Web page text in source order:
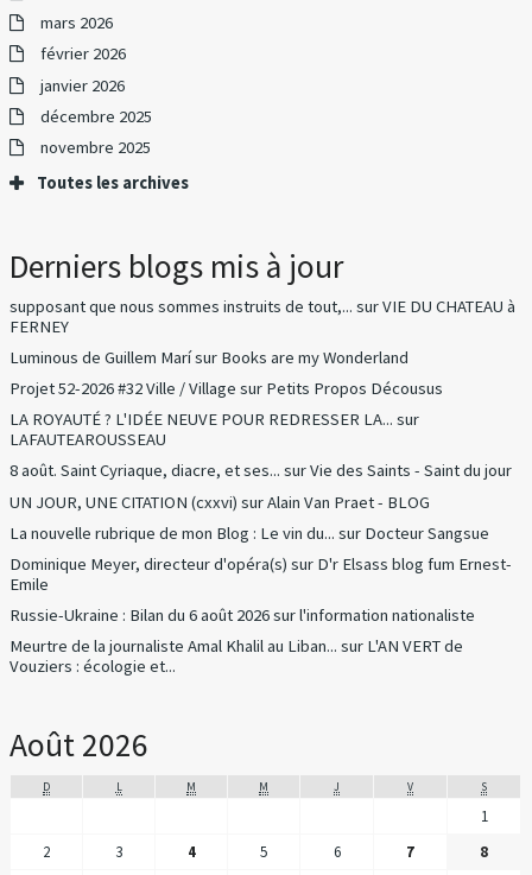
mars 2026
février 2026
janvier 2026
décembre 2025
novembre 2025
Toutes les archives
Derniers blogs mis à jour
supposant que nous sommes instruits de tout,... surVIE DU CHATEAU à
FERNEY
Luminous de Guillem Marísur Books are my Wonderland
Projet 52-2026 #32 Ville / Village sur Petits Propos Décousus
LA ROYAUTÉ ? L'IDÉE NEUVE POUR REDRESSER LA... sur
LAFAUTEAROUSSEAU
8 août. Saint Cyriaque, diacre, et ses... surVie des Saints - Saint du jour
UN JOUR, UNE CITATION (cxxvi) surAlain Van Praet - BLOG
La nouvelle rubrique de mon Blog : Le vin du... sur Docteur Sangsue
Dominique Meyer, directeur d'opéra(s) sur D'r Elsass blog fum Ernest-
Emile
Russie-Ukraine : Bilan du 6 août 2026surl'information nationaliste
Meurtre de la journaliste Amal Khalil au Liban... sur L'AN VERT de
Vouziers : écologie et...
Août 2026
D L M M J V S
1
2
3 4 5 6 7
8